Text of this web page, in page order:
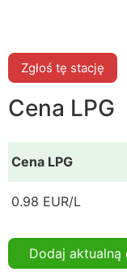
Zgłoś tę stację
Cena LPG
Cena LPG
0.98 EUR/L
Dodaj aktualną